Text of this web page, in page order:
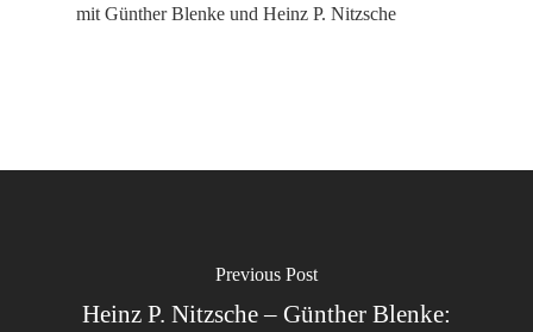
mit Günther Blenke und Heinz P. Nitzsche
Previous Post
Heinz P. Nitzsche – Günther Blenke: